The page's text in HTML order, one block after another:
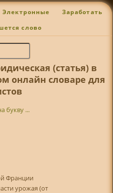
Электронные Заработать
слово
(статья) в
онлайн словаре для
букву ...
Франции
урожая (от